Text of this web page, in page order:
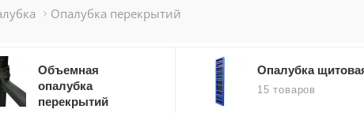
Компрессоры Мотопомпы
Опалубка перекрытий
Объемная
опалубка
перекрытий
Опалубка
15 товаров